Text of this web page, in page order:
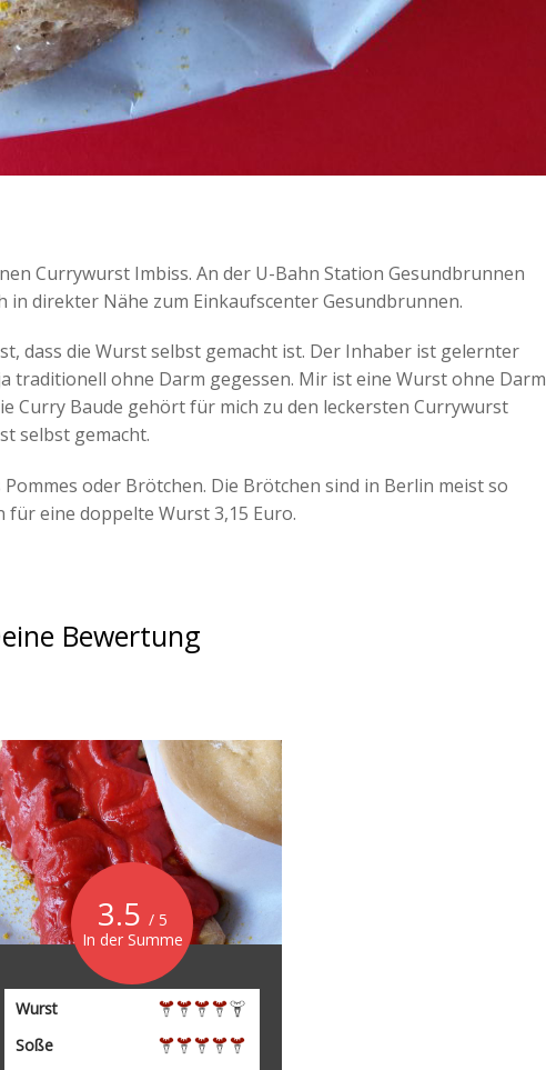
Currywurst Imbiss. An der U-Bahn Station Gesundbrunnen
in direkter Nähe zum Einkaufscenter Gesundbrunnen.
dass die Wurst selbst gemacht ist. Der Inhaber ist gelernter
traditionell ohne Darm gegessen. Mir ist eine Wurst ohne Darm
Curry Baude gehört für mich zu den leckersten Currywurst
selbst gemacht.
oder Brötchen. Die Brötchen sind in Berlin meist so
eine doppelte Wurst 3,15 Euro.
Bewertung
3.5 / 5
In der Summe
Wurst
Soße